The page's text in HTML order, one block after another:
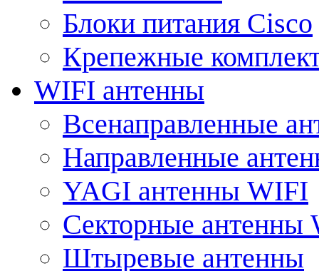
Блоки питания Cisco
Крепежные
WIFI антенны
Всенаправленные
Направленные
YAGI антенны WIFI
Секторные антенны
Штыревые антенны